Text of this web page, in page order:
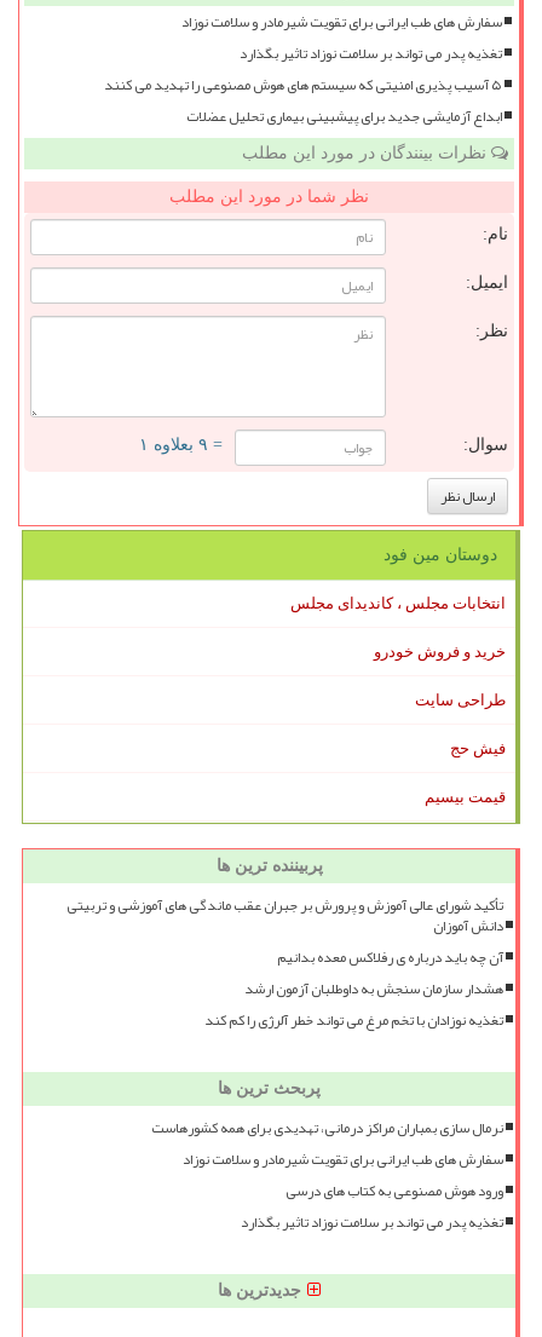
سفارش های طب ایرانی برای تقویت شیرمادر و سلامت نوزاد
تغذیه پدر می تواند بر سلامت نوزاد تاثیر بگذارد
۵ آسیب پذیری امنیتی که سیستم های هوش مصنوعی را تهدید می کنند
ابداع آزمایشی جدید برای پیشبینی بیماری تحلیل عضلات
نظرات بینندگان در مورد این مطلب
نظر شما در مورد این مطلب
نام:
ایمیل:
نظر:
سوال: = ۹ بعلاوه ۱
دوستان مین فود
انتخابات مجلس ، کاندیدای مجلس
خرید و فروش خودرو
طراحی سایت
فیش حج
قیمت بیسیم
پربیننده ترین ها
تأکید شورای عالی آموزش و پرورش بر جبران عقب ماندگی های آموزشی و تربیتی
دانش آموزان
آن چه باید درباره ی رفلاکس معده بدانیم
هشدار سازمان سنجش به داوطلبان آزمون ارشد
تغذیه نوزادان با تخم مرغ می تواند خطر آلرژی را کم کند
پربحث ترین ها
نرمال سازی بمباران مراکز درمانی، تهدیدی برای همه کشورهاست
سفارش های طب ایرانی برای تقویت شیرمادر و سلامت نوزاد
ورود هوش مصنوعی به کتاب های درسی
تغذیه پدر می تواند بر سلامت نوزاد تاثیر بگذارد
جدیدترین ها